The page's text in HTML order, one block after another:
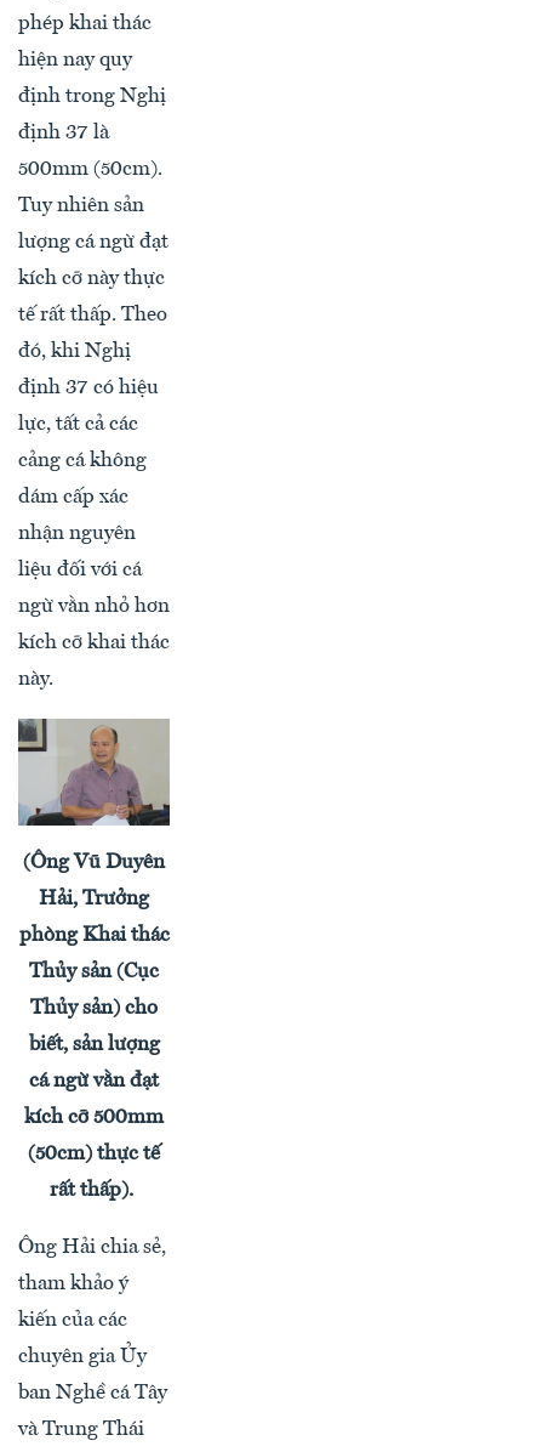
phép khai thác
hiện nay quy
định trong Nghị
định 37 là
500mm (50cm).
Tuy nhiên sản
lượng cá ngừ đạt
kích cỡ này thực
tế rất thấp. Theo
đó, khi Nghị
định 37 có hiệu
lực, tất cả các
cảng cá không
dám cấp xác
nhận nguyên
liệu đối với cá
ngừ vằn nhỏ hơn
kích cỡ khai thác
này.
(Ông Vũ Duyên
Hải, Trưởng
phòng Khai thác
Thủy sản (Cục
Thủy sản) cho
biết, sản lượng
cá ngừ vằn đạt
kích cỡ 500mm
(50cm) thực tế
rất thấp).
Ông Hải chia sẻ,
tham khảo ý
kiến của các
chuyên gia Ủy
ban Nghề cá Tây
và Trung Thái